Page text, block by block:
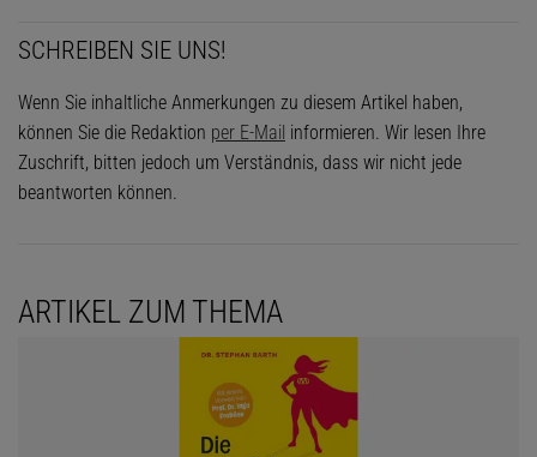
SCHREIBEN SIE UNS!
Wenn Sie inhaltliche Anmerkungen zu diesem Artikel haben,
können Sie die Redaktion per E-Mail informieren. Wir lesen Ihre
Zuschrift, bitten jedoch um Verständnis, dass wir nicht jede
beantworten können.
ARTIKEL ZUM THEMA